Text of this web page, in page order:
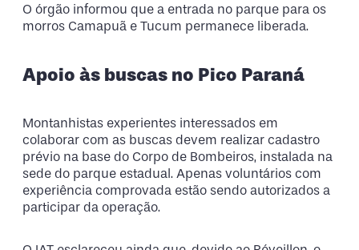
O órgão informou que a entrada no parque para os
morros Camapuã e Tucum permanece liberada.
Apoio às buscas no Pico Paraná
Montanhistas experientes interessados em
colaborar com as buscas devem realizar cadastro
prévio na base do Corpo de Bombeiros, instalada na
sede do parque estadual. Apenas voluntários com
experiência comprovada estão sendo autorizados a
participar da operação.